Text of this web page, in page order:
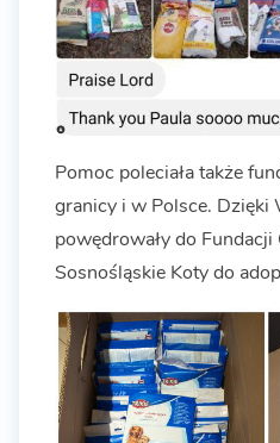
Pomoc poleciała także
granicy i w Polsce. Dzięki
powędrowały do Fundacji
Sosnośląskie Koty do